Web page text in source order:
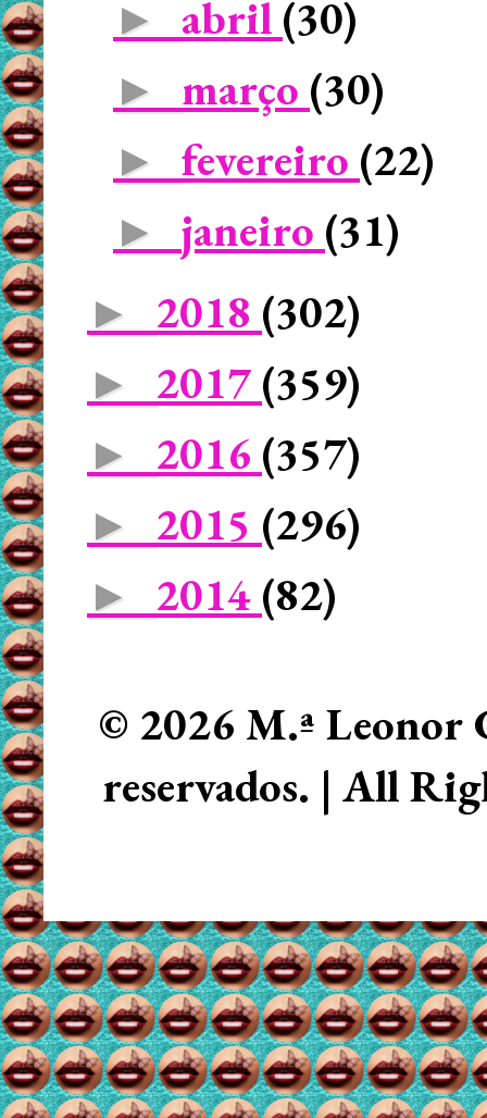
► abril (30)
► março (30)
► fevereiro (22)
► janeiro (31)
► 2018 (302)
► 2017 (359)
► 2016 (357)
► 2015 (296)
► 2014 (82)
© 2026 M.ª Leonor
reservados. | All